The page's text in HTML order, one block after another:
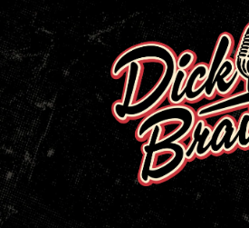
Direkt
zum
Inhalt